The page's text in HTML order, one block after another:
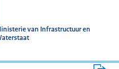
van Infrastructuur en